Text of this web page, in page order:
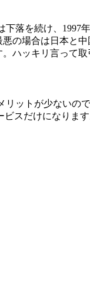
落を続け、1997
の場合は日本と
ハッキリ言って取
ットが少ないの
スだけになりま